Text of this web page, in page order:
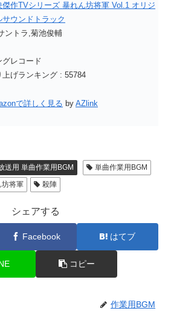
傑作TVシリーズ 暴れん坊将軍 Vol.1 オリジ
サウンドトラック
ントラ,菊池俊輔
グレコード
上げランキング : 55784
で詳しく見る by AZlink
送用 単曲作業用BGM
単曲作業用BGM
坊将軍 殺陣
シェアする
Facebook はてブ
コピー
作業用BGM